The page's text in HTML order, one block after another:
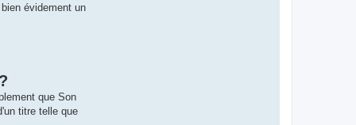
évidement un
que Son
titre telle que